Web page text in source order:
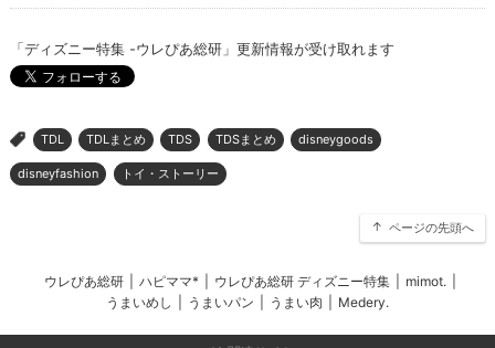
「ディズニー特集 -ウレぴあ総研」更新情報が受け取れます
> TDL TDLまとめ TDS TDSまとめ disneygoods
disneyfashion トイ・ストーリー
ページの先頭へ
ウレぴあ総研 ハピママ* ウレぴあ総研 ディズニー特集 mimot.
うまいめし
うまいパン うまい肉 Medery.